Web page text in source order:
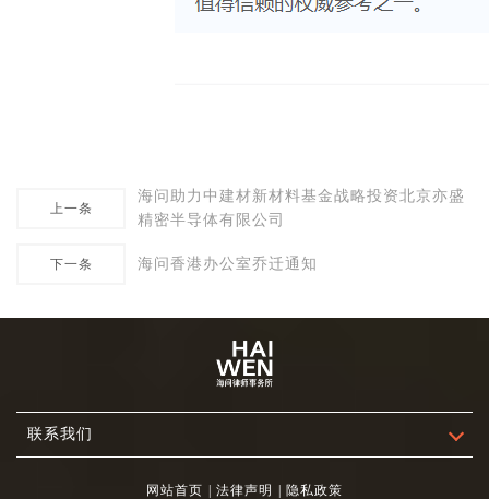
上一条
海问助力中建材新材料基金战略投资北京亦盛
精密半导体有限公司
下一条 海问香港办公室乔迁通知
联系我们
网站首页 法律声明 隐私政策